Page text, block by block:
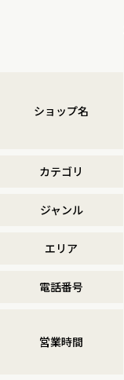
ショップ名
カテゴリ
ジャンル
エリア
電話番号
営業時間